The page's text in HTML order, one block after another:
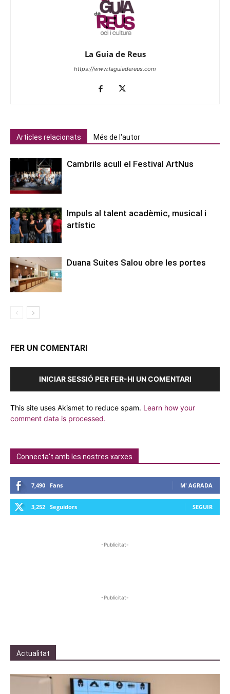
La Guia de Reus
https://www.laguiadereus.com
Articles relacionats Més de l'autor
Cambrils acull el Festival ArtNus
Impuls al talent acadèmic, musical i
artístic
Duana Suites Salou obre les portes
FER UN COMENTARI
INICIAR SESSIÓ PER FER-HI UN COMENTARI
This site uses Akismet to reduce spam. Learn how your
comment data is processed.
Connecta't amb les nostres xarxes
7,490 Fans M' AGRADA
3,252 Seguidors SEGUIR
-Publicitat-
-Publicitat-
Actualitat